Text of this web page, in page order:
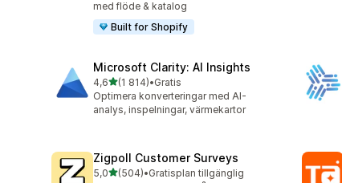
med flöde & katalog
Built for Shopify
Microsoft Clarity: AI Insights
4,6av 5 stjärnor
(1 814)
1814 recensioner totalt
•Gratis
Optimera konverteringar med AI-
analys, inspelningar, värmekartor
Zigpoll Customer Surveys
5,0av 5 stjärnor
(504)
504 recensioner totalt
•Gratisplan tillgänglig